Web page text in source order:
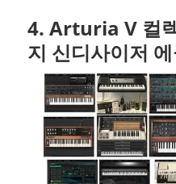
4. Arturia V 컬
지 신디사이저